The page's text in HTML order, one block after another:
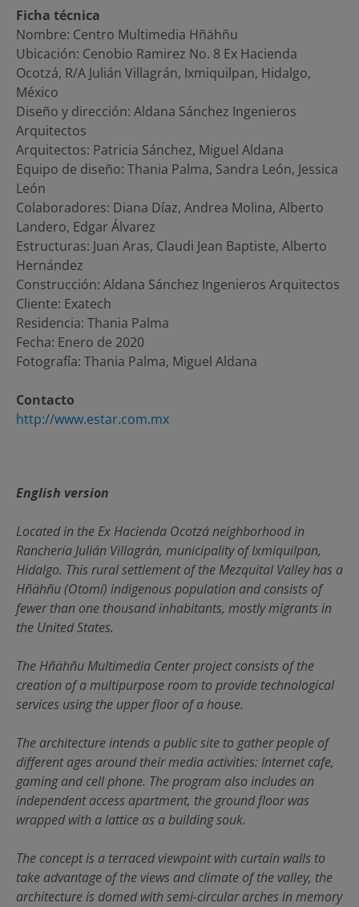
Ficha técnica
Nombre: Centro Multimedia Hñähñu
Ubicación: Cenobio Ramirez No. 8 Ex Hacienda
Ocotzá, R/A Julián Villagrán, Ixmiquilpan, Hidalgo,
México
Diseño y dirección: Aldana Sánchez Ingenieros
Arquitectos
Arquitectos: Patricia Sánchez, Miguel Aldana
Equipo de diseño: Thania Palma, Sandra León, Jessica
León
Colaboradores: Diana Díaz, Andrea Molina, Alberto
Landero, Edgar Álvarez
Estructuras: Juan Aras, Claudi Jean Baptiste, Alberto
Hernández
Construcción: Aldana Sánchez Ingenieros Arquitectos
Cliente: Exatech
Residencia: Thania Palma
Fecha: Enero de 2020
Fotografía: Thania Palma, Miguel Aldana
Contacto
http://www.estar.com.mx
English version
Located in the Ex Hacienda Ocotzá neighborhood in
Ranchería Julián Villagrán, municipality of Ixmiquilpan,
Hidalgo. This rural settlement of the Mezquital Valley has a
Hñähñu (Otomí) indigenous population and consists of
fewer than one thousand inhabitants, mostly migrants in
the United States.
The Hñähñu Multimedia Center project consists of the
creation of a multipurpose room to provide technological
services using the upper floor of a house.
The architecture intends a public site to gather people of
different ages around their media activities: Internet cafe,
gaming and cell phone. The program also includes an
independent access apartment, the ground floor was
wrapped with a lattice as a building souk.
The concept is a terraced viewpoint with curtain walls to
take advantage of the views and climate of the valley, the
architecture is domed with semi-circular arches in memory